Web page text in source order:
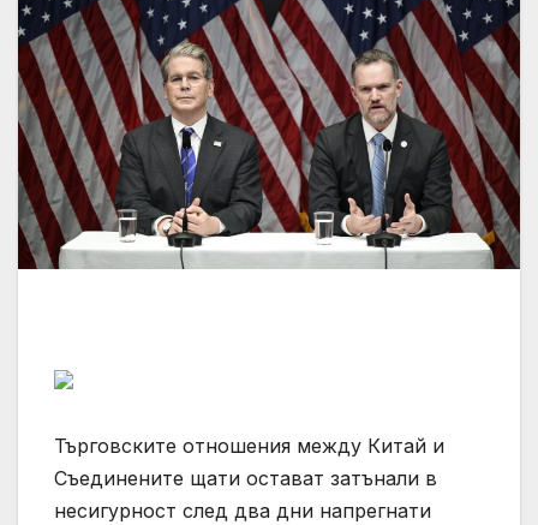
Търговските отношения между Китай и
Съединените щати остават затънали в
несигурност след два дни напрегнати